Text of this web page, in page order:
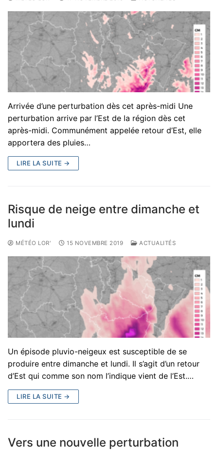
Arrivée d’une perturbation dès cet après-midi Une
perturbation arrive par l’Est de la région dès cet
après-midi. Communément appelée retour d’Est, elle
apportera des pluies…
LIRE LA SUITE →
Risque de neige entre dimanche et
lundi
MÉTÉO LOR' 15 NOVEMBRE 2019 ACTUALITÉS
Un épisode pluvio-neigeux est susceptible de se
produire entre dimanche et lundi. Il s’agit d’un retour
d’Est qui comme son nom l’indique vient de l’Est.…
LIRE LA SUITE →
Vers une nouvelle perturbation